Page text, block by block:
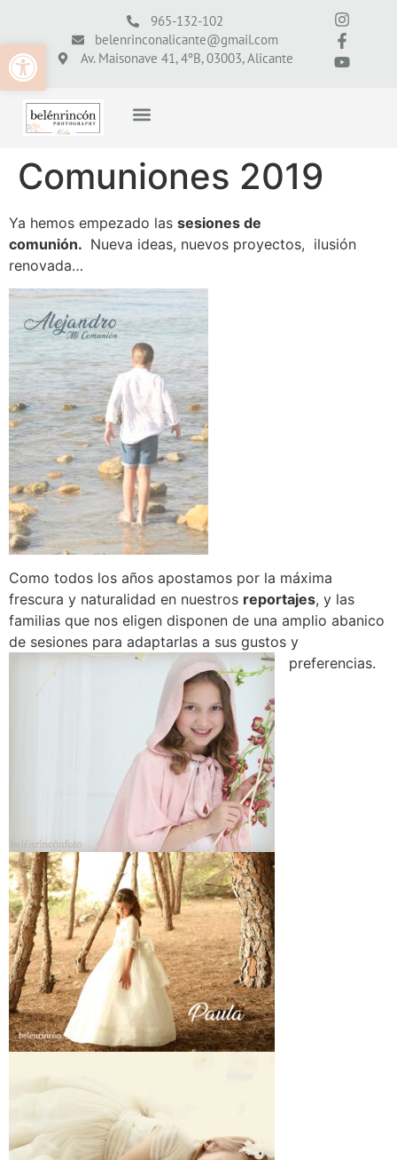
Abrir barra de herramientas
965-132-102
belenrinconalicante@gmail.com
Av. Maisonave 41, 4ºB, 03003, Alicante
Comuniones 2019
Ya hemos empezado las sesiones de
comunión. Nueva ideas, nuevos proyectos, ilusión
renovada…
Como todos los años apostamos por la máxima
frescura y naturalidad en nuestros reportajes, y las
familias que nos eligen disponen de una amplio abanico
de sesiones para adaptarlas a sus gustos y
preferencias.